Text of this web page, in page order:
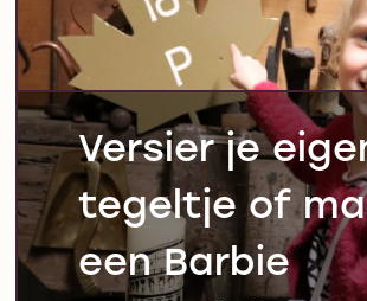
Versier je
tegeltje of
een Barbie